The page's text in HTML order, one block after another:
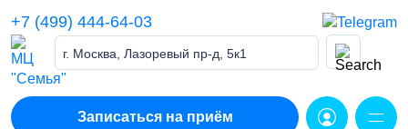
content
+7 (499) 444-64-03
г. Москва, Лазоревый пр-д, 5к1
Записаться на приём